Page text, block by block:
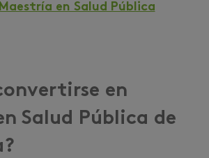
en Salud Pública
en
Salud Pública de